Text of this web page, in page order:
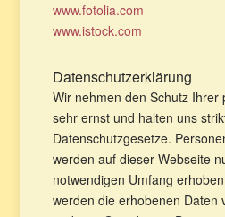
www.fotolia.com
www.istock.com
Datenschutzerklärung
Wir nehmen den Schutz Ihrer
sehr ernst und halten uns
Datenschutzgesetze.
werden auf dieser Webseite
notwendigen Umfang
werden die erhobenen Daten